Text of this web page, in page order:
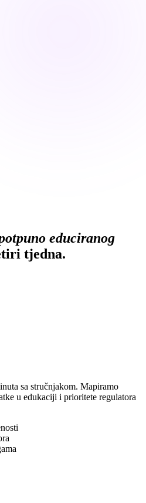
educiranog
tjedna.
sa stručnjakom. Mapiramo
u edukaciji i prioritete regulatora